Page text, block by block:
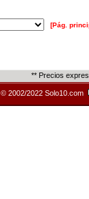
[Pág.
** Precios
© 2002/2022 Solo10.com